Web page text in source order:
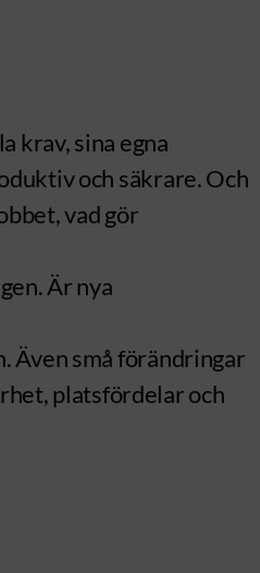
krav, sina egna
och säkrare. Och
vad gör
Är nya
Även små förändringar
platsfördelar och